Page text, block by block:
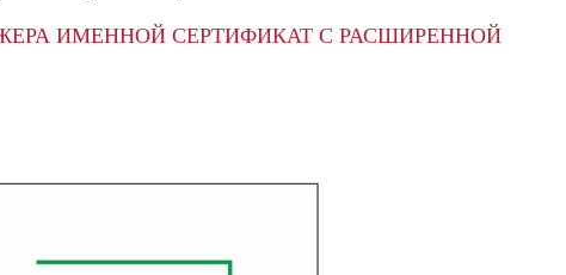
ИМЕННОЙ СЕРТИФИКАТ С РАСШИРЕННОЙ